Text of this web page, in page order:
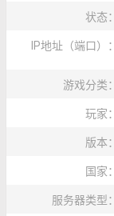
状态：
IP地址（端口）：
游戏分类：
玩家：
版本：
国家：
服务器类型：